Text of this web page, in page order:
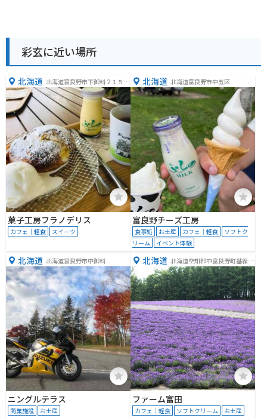
彩玄に近い場所
北海道 北海道富良野市下御料２１５６
−１
菓子工房フラノデリス
カフェ｜軽食 スイーツ
北海道 北海道富良野市中五区
富良野チーズ工房
食事処 お土産 カフェ｜軽食
ソフトク
リーム
イベント体験
北海道 北海道富良野市中御料
ニングルテラス
商業施設 お土産
北海道 北海道空知郡中富良野町基線北
１５号
ファーム富田
カフェ｜軽食 ソフトクリーム お土産